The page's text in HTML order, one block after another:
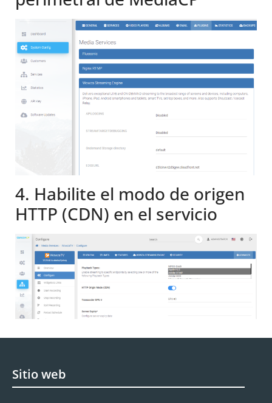
4. Habilite el modo de origen
HTTP (CDN) en el servicio
Sitio web